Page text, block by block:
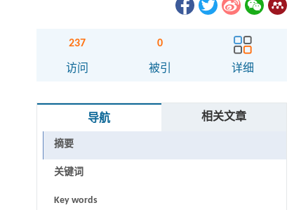
237
访问
0
被引 详细
导航 相关文章
摘要
关键词
Key words